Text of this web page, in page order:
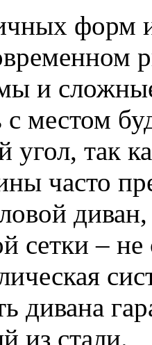
форм
и
с местом
угол, так
часто
сетки –
дивана
из стали.